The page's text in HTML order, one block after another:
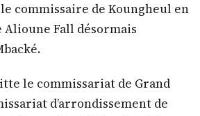
commissaire de Koungheul en
Fall désormais
le commissariat de Grand
d’arrondissement de